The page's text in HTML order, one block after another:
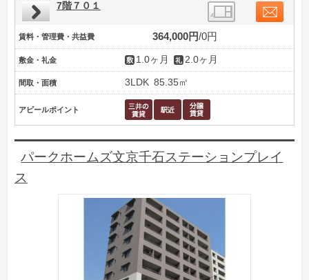
7階７０１
賃料・管理費・共益費 364,000円 0円
敷金・礼金 1.0ヶ月 2.0ヶ月
間取・面積 3LDK 85.35㎡
アピールポイント
パークホームズ文京千石ステーションプレイ
ス